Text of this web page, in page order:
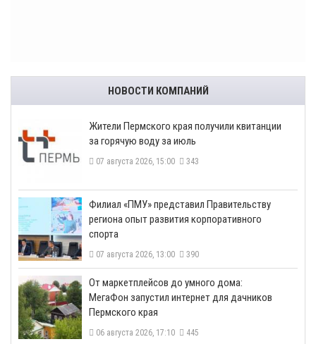
НОВОСТИ КОМПАНИЙ
​Жители Пермского края получили квитанции
за горячую воду за июль
07 августа 2026, 15:00 343
​Филиал «ПМУ» представил Правительству
региона опыт развития корпоративного
спорта
07 августа 2026, 13:00 390
От маркетплейсов до умного дома:
МегаФон запустил интернет для дачников
Пермского края
06 августа 2026, 17:10 445